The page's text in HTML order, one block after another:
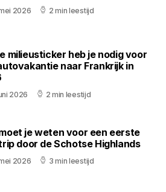
2026 2 min leestijd
milieusticker heb je nodig voor
naar Frankrijk in
2026 2 min leestijd
je weten voor een eerste
door de Schotse Highlands
2026 3 min leestijd